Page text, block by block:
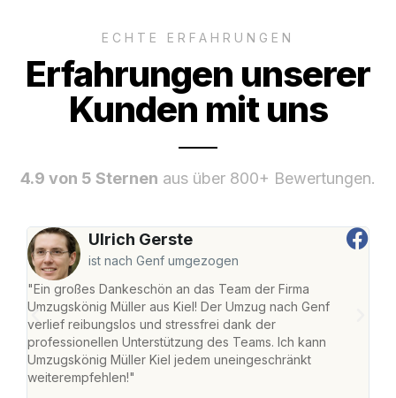
ECHTE ERFAHRUNGEN
Erfahrungen unserer
Kunden mit uns
4.9 von 5 Sternen aus über 800+ Bewertungen.
Ulrich Gerste
ist nach Genf umgezogen
"Ein großes Dankeschön an das Team der Firma
Umzugskönig Müller aus Kiel! Der Umzug nach Genf
verlief reibungslos und stressfrei dank der
professionellen Unterstützung des Teams. Ich kann
Umzugskönig Müller Kiel jedem uneingeschränkt
weiterempfehlen!"